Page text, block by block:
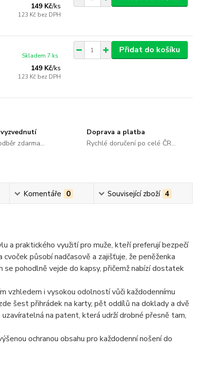
149 Kč/ks
123 Kč bez DPH
149 Kč/ks
123 Kč bez DPH
Skladem 7 ks
Přidat do košíku
zdarma...
Doprava a platba
Rychlé doručení po celé ČR...
Komentáře 0 Související zboží 4
a praktického využití pro muže, kteří preferují bezpečí
působí nadčasově a zajišťuje, že peněženka
pohodlně vejde do kapsy, přičemž nabízí dostatek
vzhledem i vysokou odolností vůči každodennímu
šest přihrádek na karty, pět oddílů na doklady a dvě
na patent, která udrží drobné přesně tam,
ochranou obsahu pro každodenní nošení do